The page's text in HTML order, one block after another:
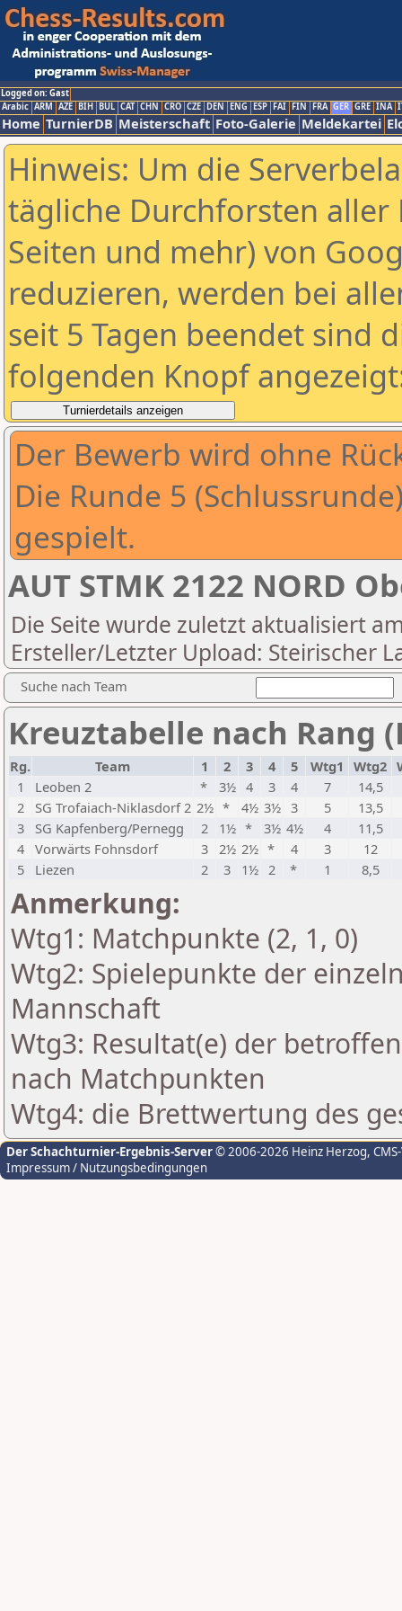
Logged on: Gast
Arabic ARM AZE BIH BUL CAT CHN CRO CZE DEN ENG ESP FAI FIN FRA GER GRE INA
Home TurnierDB Meisterschaft Foto-Galerie Meldekartei
Hinweis: Um die
tägliche Durchforsten aller
Seiten und mehr) von
reduzieren, werden bei
seit 5 Tagen beendet sind
folgenden Knopf
Der Bewerb wird ohne
Die Runde 5
gespielt.
AUT STMK 2122 NORD
Die Seite wurde zuletzt aktualisiert
Ersteller/Letzter Upload: Steirischer
Suche nach Team
Kreuztabelle nach Rang
Rg. Team 1 2 3 4 5 Wtg1 Wtg2
1
Leoben 2 * 3½ 4 3 4 7
14,5
2
SG Trofaiach-Niklasdorf 2 2½ * 4½ 3½ 3 5
13,5
3
SG Kapfenberg/Pernegg 2 1½ * 3½ 4½ 4
11,5
4 Vorwärts Fohnsdorf 3 2½ 2½ * 4 3
12
5
Liezen 2 3 1½ 2 * 1 8,5
Anmerkung:
Wtg1: Matchpunkte (2, 1, 0)
Wtg2: Spielepunkte der
Mannschaft
Wtg3: Resultat(e) der
nach Matchpunkten
Wtg4: die Brettwertung des
Der Schachturnier-Ergebnis-Server© 2006-2026 Heinz Herzog,
Impressum / Nutzungsbedingungen